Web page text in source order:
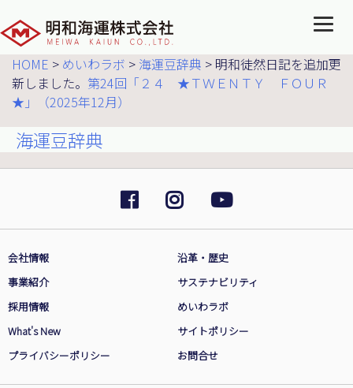
HOME > めいわラボ > 海運豆辞典 > 明和徒然日記を追加更
新しました。 第24回「２４ ★ＴＷＥＮＴＹ ＦＯＵＲ
★」（2025年12月）
海運豆辞典
会社情報
沿革・歴史
事業紹介
サステナビリティ
採用情報
めいわラボ
What's New
サイトポリシー
プライバシーポリシー
お問合せ